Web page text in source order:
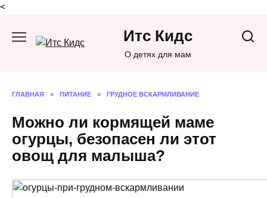
<
содержанию
Итс Кидс
О детях для мам
ГЛАВНАЯ » ПИТАНИЕ » ГРУДНОЕ ВСКАРМЛИВАНИЕ
Можно ли кормящей маме
огурцы, безопасен ли этот
овощ для малыша?